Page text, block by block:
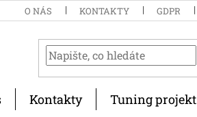
O NÁS KONTAKTY GDPR
Kontakty Tuning projekt